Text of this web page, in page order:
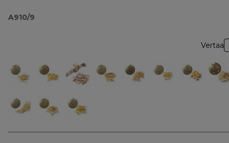
A910/9
Vertaa